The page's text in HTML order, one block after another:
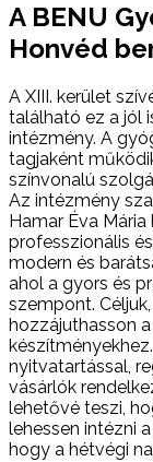
A BENU
Honvéd
A XIII. kerület
található ez a jól
intézmény. A
tagjaként
színvonalú
Az intézmény
Hamar Éva
professzionális
modern és
ahol a gyors és
szempont.
hozzájuthasson
nyitvatartással,
vásárlók
lehetővé teszi,
lehessen intézni
hogy a hétvégi